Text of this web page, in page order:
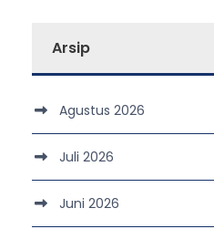
Arsip
Agustus 2026
Juli 2026
Juni 2026